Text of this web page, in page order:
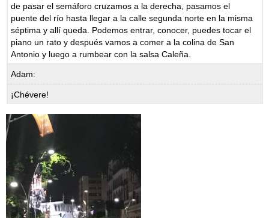
de pasar el semáforo cruzamos a la derecha, pasamos el
puente del río hasta llegar a la calle segunda norte en la misma
séptima y allí queda. Podemos entrar, conocer, puedes tocar el
piano un rato y después vamos a comer a la colina de San
Antonio y luego a rumbear con la salsa Caleña.
Adam:
¡Chévere!